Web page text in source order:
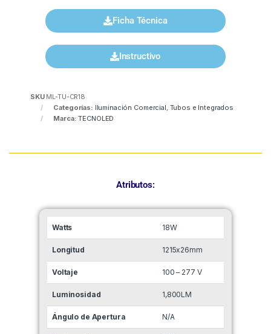
Ficha Técnica
Instructivo
SKU ML-TU-CR18
Categorías: Iluminación Comercial, Tubos e Integrados
Marca: TECNOLED
Atributos:
Watts 18W
Longitud 1215x26mm
Voltaje 100 – 277 V
Luminosidad 1,800LM
Ángulo de Apertura N/A